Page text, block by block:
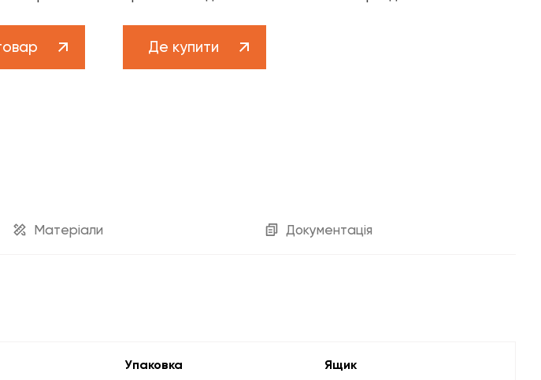
Бренд FADO Клієнтська підтримка 0 800 30 30 29
Де купити
Матеріали Документація
Упаковка Ящик